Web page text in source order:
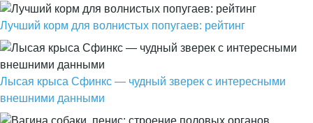
Лучший корм для волнистых попугаев: рейтинг
Лысая крыса Сфинкс — чудный зверек с интересными
внешними данными